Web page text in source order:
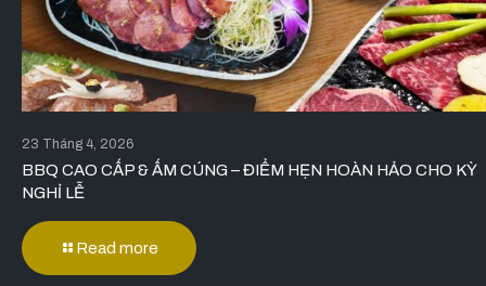
23 Tháng 4, 2026
BBQ CAO CẤP & ẤM CÚNG – ĐIỂM HẸN HOÀN HẢO CHO KỲ
NGHỈ LỄ
Read more